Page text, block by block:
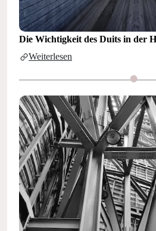
Die Wichtigkeit des Duits in der
Weiterlesen